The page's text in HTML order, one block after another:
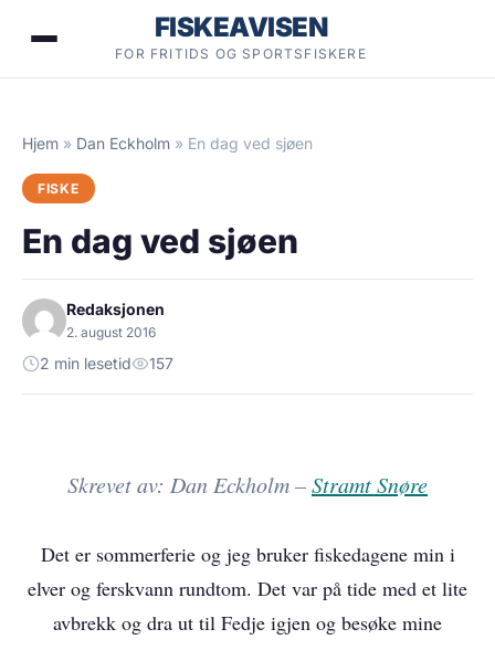
FISKEAVISEN
FOR FRITIDS OG SPORTSFISKERE
Hjem » Dan Eckholm » En dag ved sjøen
FISKE
En dag ved sjøen
Redaksjonen
2. august 2016
2 min lesetid 157
Skrevet av: Dan Eckholm –Stramt Snøre
Det er sommerferie og jeg bruker fiskedagene min i
elver og ferskvann rundtom. Det var på tide med et lite
avbrekk og dra ut til Fedje igjen og besøke mine